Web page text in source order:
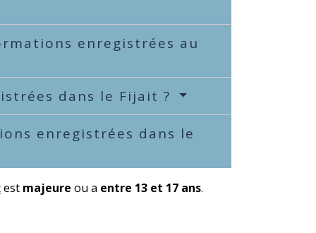
enregistrées au
dans le Fijait ?
enregistrées dans le
est majeure ou a entre 13 et 17 ans.